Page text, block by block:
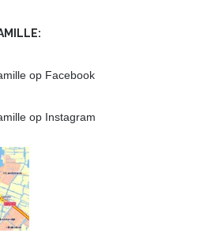
op Facebook
op Instagram